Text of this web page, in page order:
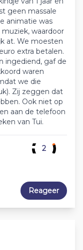
geen massale
animatie was
waardoor
at. We moesten
extra betalen.
ingediend, gaf de
waren
we die
Zij zeggen dat
Ook niet op
aan de telefoon
van Tui.
2
Reageer